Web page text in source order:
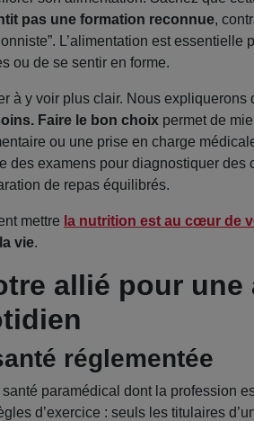
pas une formation reconnue,
L’alimentation est essentielle
ou de se sentir en forme.
à y voir plus clair. Nous expliquerons
Faire le bon choix permet de
ou une prise en charge
des examens pour diagnostiquer des
de repas équilibrés.
mettre la nutrition est au cœur de
vie.
allié pour une
réglementée
paramédical dont la profession
d’exercice : seuls les titulaires